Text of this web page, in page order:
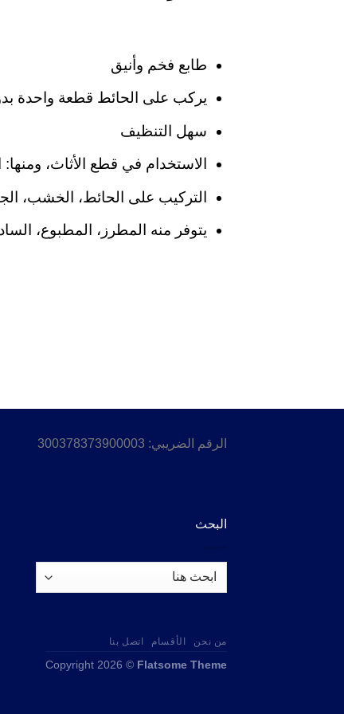
طابع فخم وأنيق
يركب على الحائط قطعة واحدة
سهل التنظيف
الاستخدام في قطع الأثاث، ومنها:
التركيب على الحائط، الخشب،
يتوفر منه المطرز، المطبوع،
الرقم الضريبي: 300378373900003
البحث
من نحن الأقسام اتصل بنا
Copyright 2026 © Flatsome Theme